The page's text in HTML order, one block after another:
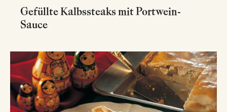
Gefüllte Kalbssteaks mit Portwein-
Sauce